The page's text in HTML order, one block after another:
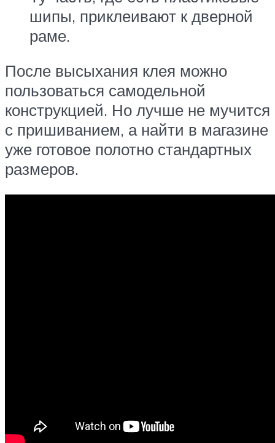
шипы, приклеивают к дверной
раме.
После высыхания клея можно
пользоваться самодельной
конструкцией. Но лучше не мучится
с пришиванием, а найти в магазине
уже готовое полотно стандартных
размеров.